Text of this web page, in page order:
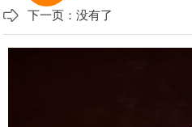
下一页：没有了